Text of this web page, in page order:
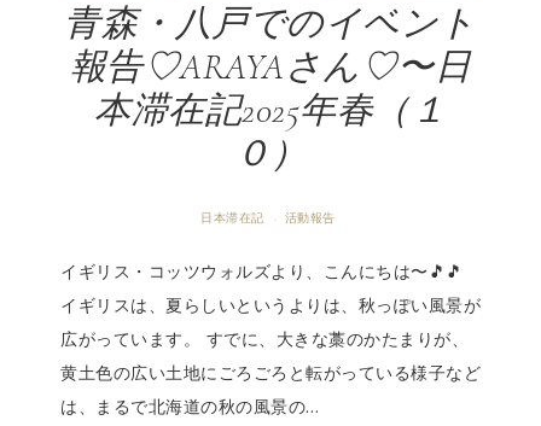
青森・八戸でのイベント
報告♡ARAYAさん♡〜日
本滞在記2025年春（１
０）
日本滞在記 · 活動報告
イギリス・コッツウォルズより、こんにちは〜🎵🎵
イギリスは、夏らしいというよりは、秋っぽい風景が
広がっています。 すでに、大きな藁のかたまりが、
黄土色の広い土地にごろごろと転がっている様子など
は、まるで北海道の秋の風景の…